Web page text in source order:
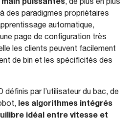
des paradigmes propriétaires
automatique,
page de configuration très
les clients peuvent facilement
de bin et les spécificités des
définis par l’utilisateur du bac, de
les algorithmes intégrés
idéal entre vitesse et